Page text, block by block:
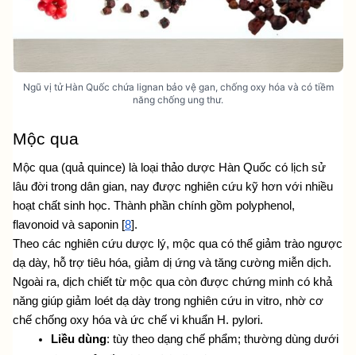
Ngũ vị tử Hàn Quốc chứa lignan bảo vệ gan, chống oxy hóa và có tiềm
năng chống ung thư.
Mộc qua
Mộc qua (quả quince) là loại thảo dược Hàn Quốc có lịch sử
lâu đời trong dân gian, nay được nghiên cứu kỹ hơn với nhiều
hoạt chất sinh học. Thành phần chính gồm polyphenol,
flavonoid và saponin [8].
Theo các nghiên cứu dược lý, mộc qua có thể giảm trào ngược
dạ dày, hỗ trợ tiêu hóa, giảm dị ứng và tăng cường miễn dịch.
Ngoài ra, dịch chiết từ mộc qua còn được chứng minh có khả
năng giúp giảm loét dạ dày trong nghiên cứu in vitro, nhờ cơ
chế chống oxy hóa và ức chế vi khuẩn H. pylori.
Liều dùng: tùy theo dạng chế phẩm; thường dùng dưới